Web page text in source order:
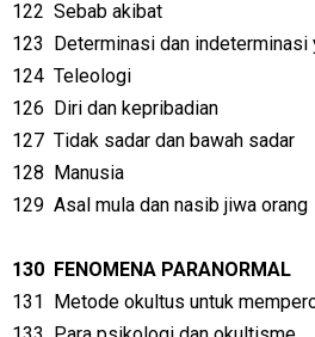
122 Sebab akibat
123 Determinasi dan indeterminasi
124 Teleologi
126 Diri dan kepribadian
127 Tidak sadar dan bawah sadar
128 Manusia
129 Asal mula dan nasib jiwa orang
130 FENOMENA PARANORMAL
131 Metode okultus untuk